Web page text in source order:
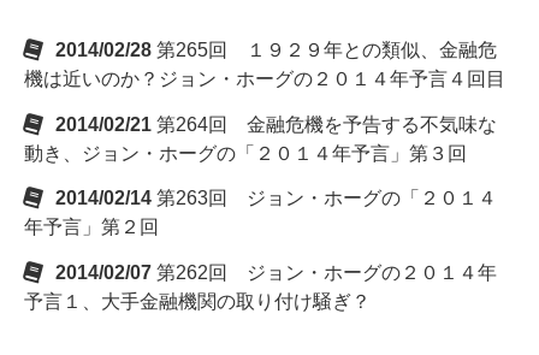
2014/02/28 第265回 １９２９年との類似、金融危
機は近いのか？ジョン・ホーグの２０１４年予言４回目
2014/02/21 第264回 金融危機を予告する不気味な
動き、ジョン・ホーグの「２０１４年予言」第３回
2014/02/14 第263回 ジョン・ホーグの「２０１４
年予言」第２回
2014/02/07 第262回 ジョン・ホーグの２０１４年
予言１、大手金融機関の取り付け騒ぎ？